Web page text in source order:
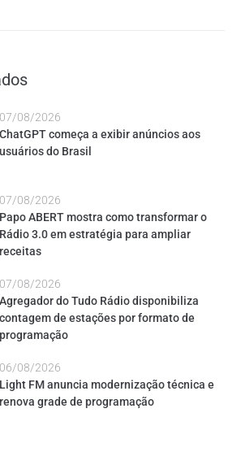
07/08/2026
ChatGPT começa a exibir anúncios aos
usuários do Brasil
07/08/2026
Papo ABERT mostra como transformar o
Rádio 3.0 em estratégia para ampliar
receitas
07/08/2026
Agregador do Tudo Rádio disponibiliza
contagem de estações por formato de
programação
06/08/2026
Light FM anuncia modernização técnica e
renova grade de programação